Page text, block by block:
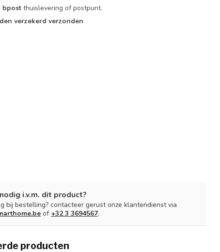
bpostthuislevering of postpunt.
verzekerd verzonden
i.v.m. dit product?
bij bestelling? contacteer gerust onze klantendienst via
of +32 3 3694567.
producten